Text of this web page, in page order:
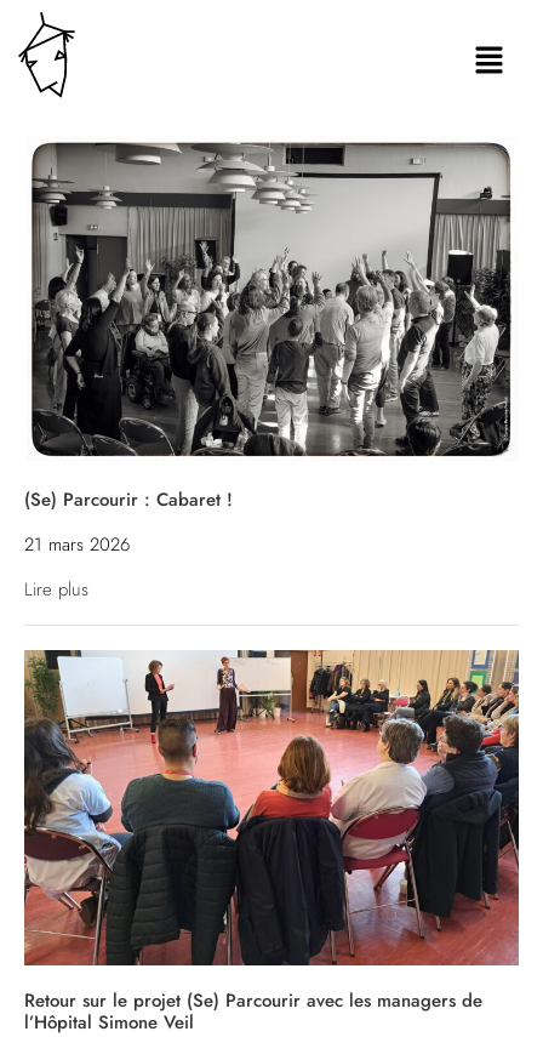
(Se) Parcourir : Cabaret !
21 mars 2026
Lire plus
Retour sur le projet (Se) Parcourir avec les managers de
l’Hôpital Simone Veil